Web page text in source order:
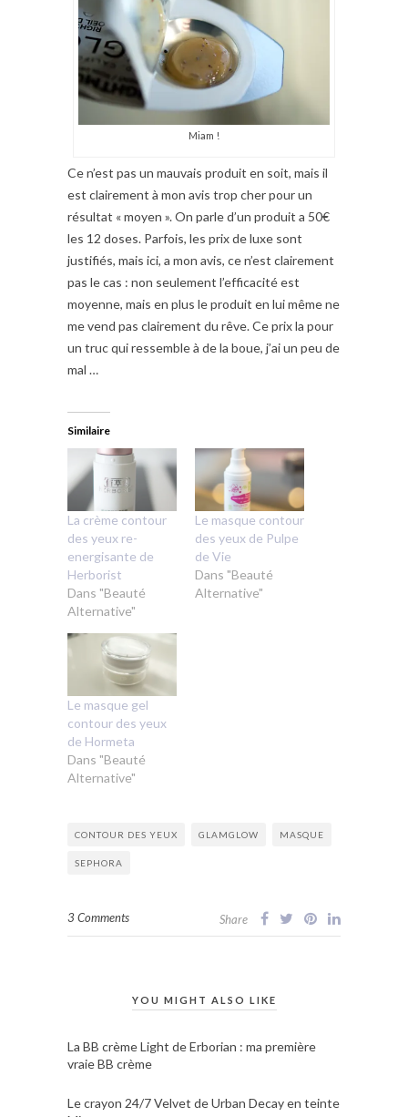
Miam !
Ce n’est pas un mauvais produit en soit, mais il
est clairement à mon avis trop cher pour un
résultat « moyen ». On parle d’un produit a 50€
les 12 doses. Parfois, les prix de luxe sont
justifiés, mais ici, a mon avis, ce n’est clairement
pas le cas : non seulement l’efficacité est
moyenne, mais en plus le produit en lui même ne
me vend pas clairement du rêve. Ce prix la pour
un truc qui ressemble à de la boue, j’ai un peu de
mal …
Similaire
La crème contour
des yeux re-
energisante de
Herborist
Dans "Beauté
Alternative"
Le masque contour
des yeux de Pulpe
de Vie
Dans "Beauté
Alternative"
Le masque gel
contour des yeux
de Hormeta
Dans "Beauté
Alternative"
CONTOUR DES YEUX GLAMGLOW MASQUE
SEPHORA
3 Comments Share
YOU MIGHT ALSO LIKE
La BB crème Light de Erborian : ma première
vraie BB crème
Le crayon 24/7 Velvet de Urban Decay en teinte